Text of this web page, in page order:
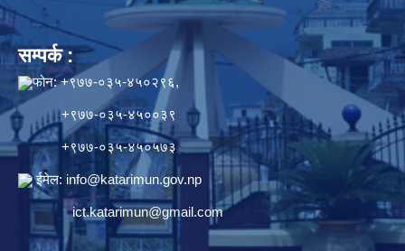
सम्पर्क :
फोन: +९७७-०३५-४५०२९६,
+९७७-०३५-४५००३९
+९७७-०३५-४५०५७३
ईमेल: info@katarimun.gov.np
ict.katarimun@gmail.com